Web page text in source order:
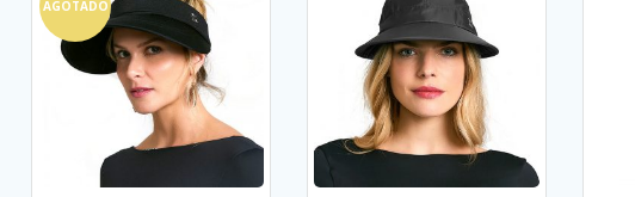
AGOTADO